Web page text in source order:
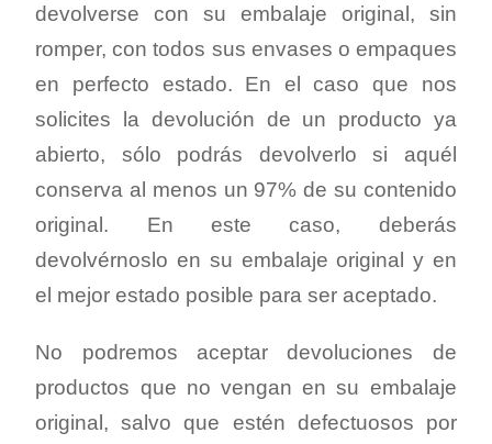
devolverse con su embalaje original, sin
romper, con todos sus envases o empaques
en perfecto estado. En el caso que nos
solicites la devolución de un producto ya
abierto, sólo podrás devolverlo si aquél
conserva al menos un 97% de su contenido
original. En este caso, deberás
devolvérnoslo en su embalaje original y en
el mejor estado posible para ser aceptado.
No podremos aceptar devoluciones de
productos que no vengan en su embalaje
original, salvo que estén defectuosos por